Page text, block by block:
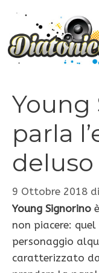
contenuto
Young
parla
deluso
9 Ottobre 2018 di
Young Signorino
non piacere:
personaggio
caratterizzato